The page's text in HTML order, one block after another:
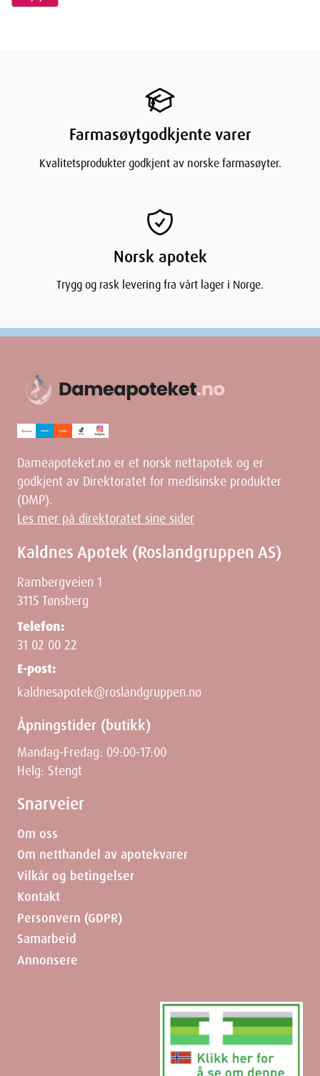
Farmasøytgodkjente varer
Kvalitetsprodukter godkjent av norske farmasøyter.
Norsk apotek
Trygg og rask levering fra vårt lager i Norge.
Dameapoteket.no er et norsk nettapotek og er
godkjent av Direktoratet for medisinske produkter
(DMP).
Les mer på direktoratet sine sider
Kaldnes Apotek (Roslandgruppen AS)
Rambergveien 1
3115 Tønsberg
Telefon:
31 02 00 22
E-post:
kaldnesapotek@roslandgruppen.no
Åpningstider (butikk)
Mandag-Fredag: 09:00-17:00
Helg: Stengt
Snarveier
Om oss
Om netthandel av apotekvarer
Vilkår og betingelser
Kontakt
Personvern (GDPR)
Samarbeid
Annonsere